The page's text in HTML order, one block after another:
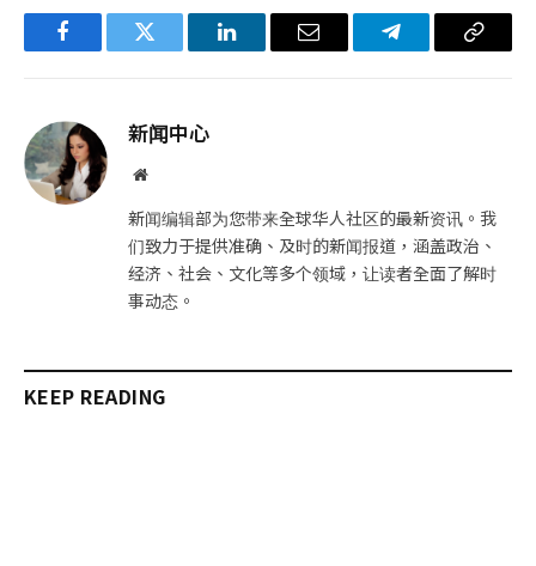
FacebookTwitter LinkedIn电
Telegram复
新闻中心
网
新闻编辑部为您带来全球华人社区的最新资讯。我
们致力于提供准确、及时的新闻报道，涵盖政治、
经济、社会、文化等多个领域，让读者全面了解时
事动态。
KEEP READING